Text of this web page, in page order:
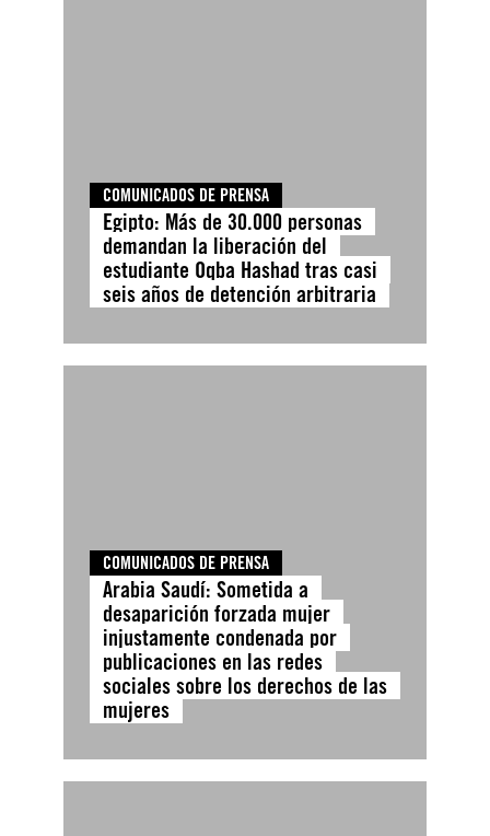
COMUNICADOS DE PRENSA
Egipto: Más de 30.000 personas
demandan la liberación del
estudiante Oqba Hashad tras casi
seis años de detención arbitraria
COMUNICADOS DE PRENSA
Arabia Saudí: Sometida a
desaparición forzada mujer
injustamente condenada por
publicaciones en las redes
sociales sobre los derechos de las
mujeres